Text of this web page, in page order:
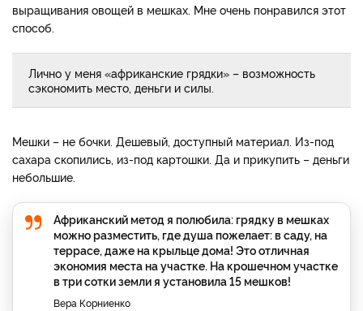
выращивания овощей в мешках. Мне очень понравился этот
способ.
Лично у меня «африканские грядки» – возможность
сэкономить место, деньги и силы.
Мешки – не бочки. Дешевый, доступный материал. Из-под
сахара скопились, из-под картошки. Да и прикупить – деньги
небольшие.
Африканский метод я полюбила: грядку в мешках
можно разместить, где душа пожелает: в саду, на
террасе, даже на крыльце дома! Это отличная
экономия места на участке. На крошечном участке
в три сотки земли я установила 15 мешков!
Вера Корниенко